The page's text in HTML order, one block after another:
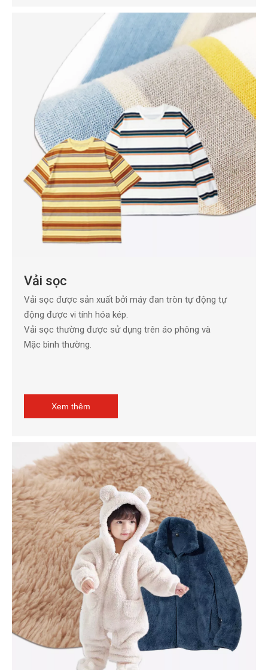
Vải sọc
Vải sọc được sản xuất bởi máy đan tròn tự động tự
động được vi tính hóa kép.
Vải sọc thường được sử dụng trên áo phông và
Mặc bình thường.
Xem thêm